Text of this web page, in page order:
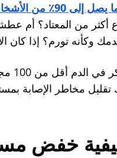
ألقِ نظرة على هذه
أكثر من المعتاد؟ أم
وكأنه تورم؟ إذا كان
عن
تقليل مخاطر الإصابة
خفض